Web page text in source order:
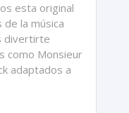
esta original
la música
divertirte
como Monsieur
adaptados a